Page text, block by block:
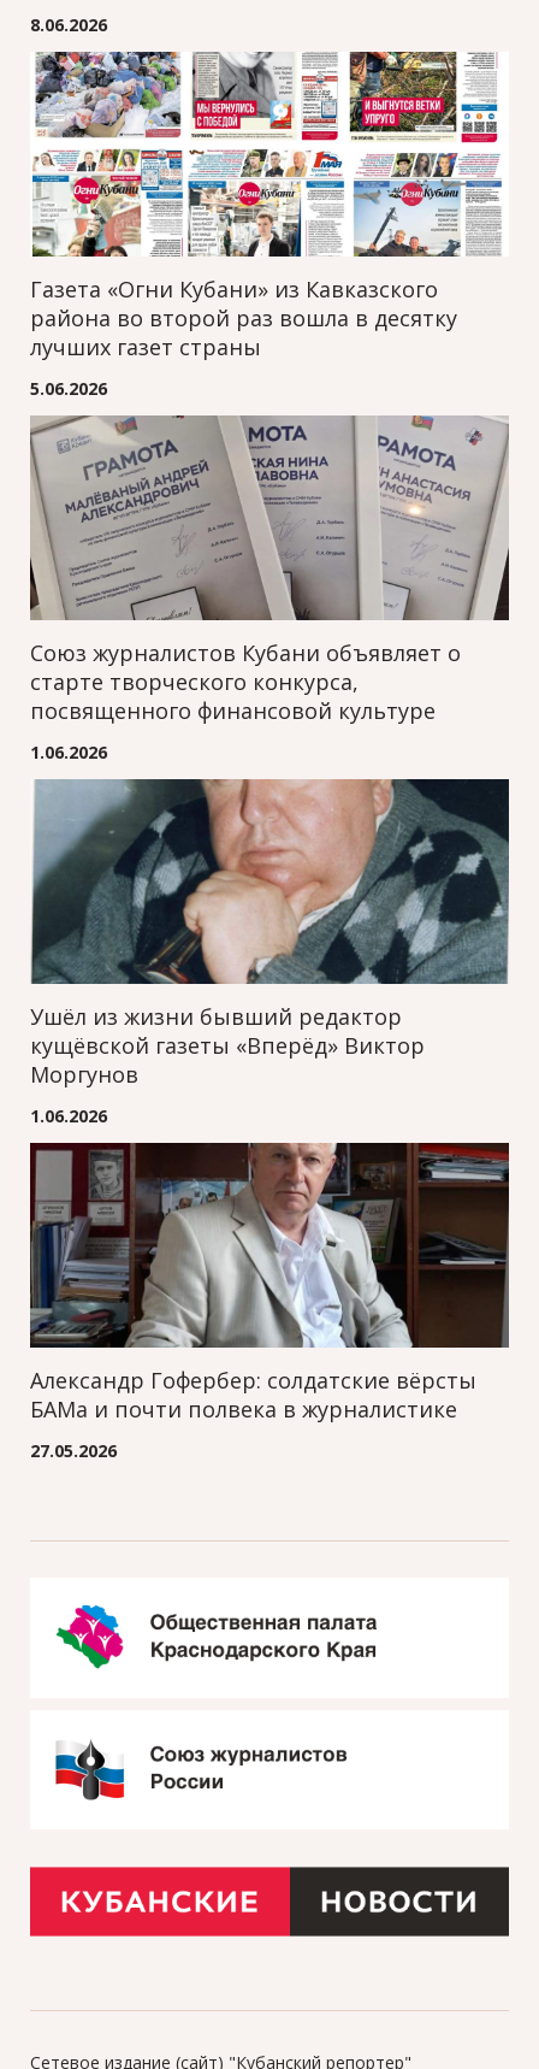
8.06.2026
Газета «Огни Кубани» из Кавказского
района во второй раз вошла в десятку
лучших газет страны
5.06.2026
Союз журналистов Кубани объявляет о
старте творческого конкурса,
посвященного финансовой культуре
1.06.2026
Ушёл из жизни бывший редактор
кущёвской газеты «Вперёд» Виктор
Моргунов
1.06.2026
Александр Гофербер: солдатские вёрсты
БАМа и почти полвека в журналистике
27.05.2026
Сетевое издание (сайт) "Кубанский репортер"